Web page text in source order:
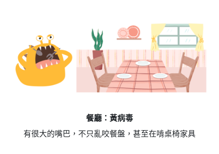
餐廳：黃病毒
有很大的嘴巴，不只亂咬餐盤，甚至在啃桌椅家具